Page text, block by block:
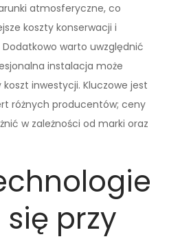
atmosferyczne, co
koszty konserwacji i
Dodatkowo warto uwzględnić
instalacja może
koszt inwestycji. Kluczowe jest
różnych producentów; ceny
w zależności od marki oraz
przy